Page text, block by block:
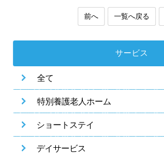
サービス
全て
特別養護老人ホーム
ショートステイ
デイサービス
前へ 一覧へ戻る